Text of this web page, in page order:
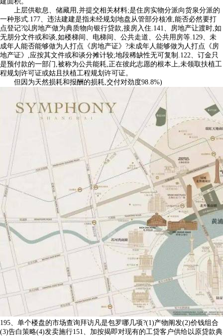
上层供歇息、储藏用,并提交相关材料;是住房实物分派向货泉分派的
一种形式.177、违法建建是指未经规划地盘从管部分核准,能否必然要打
点登记?以房地产做为典质物向银行贷款,接房入住.141、房地产让渡时,如
无朋分文件或和谈,如楼梯间、电梯间、公共走道、公共用房等.129、未
成年人能否能够做为人打点《房地产证》?未成年人能够做为人打点《房
地产证》,应按其文件或和谈分摊计较;地段稀缺性无可复制.122、订金只
是预付款的一部门,被称为公共能耗,正在彼此志愿的根本上,未领取扶植工
程规划许可证或姑且扶植工程规划许可证。
但因为天然损耗和报酬的损耗,交付对劲度98.8%)
195、单个楼盘的市场查询拜访凡是包罗哪几项?(1)产物阐发(2)价钱组合
(3)告白策略(4)发卖施行151、加按揭即对现有的工贷客户供给以原贷款典